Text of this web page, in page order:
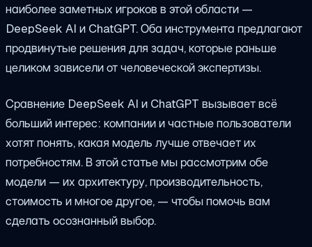
наиболее заметных игроков в этой области —
DeepSeek AI и ChatGPT. Оба инструмента предлагают
продвинутые решения для задач, которые раньше
целиком зависели от человеческой экспертизы.
Сравнение DeepSeek AI и ChatGPT вызывает всё
больший интерес: компании и частные пользователи
хотят понять, какая модель лучше отвечает их
потребностям. В этой статье мы рассмотрим обе
модели — их архитектуру, производительность,
стоимость и многое другое, — чтобы помочь вам
сделать осознанный выбор.